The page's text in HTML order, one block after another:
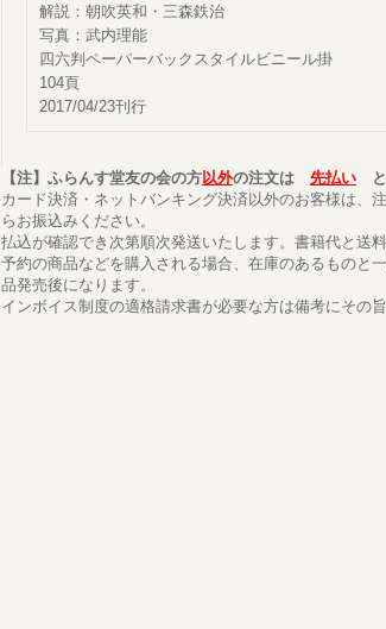
解説：朝吹英和・三森鉄治
写真：武内理能
四六判ペーパーバックスタイルビニール掛
104頁
2017/04/23刊行
【注】ふらんす堂友の会の方以外の注文は 先払い と
カード決済・ネットバンキング決済以外のお客様は、
らお振込みください。
払込が確認でき次第順次発送いたします。書籍代と送
予約の商品などを購入される場合、在庫のあるものと
品発売後になります。
インボイス制度の適格請求書が必要な方は備考にその